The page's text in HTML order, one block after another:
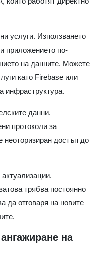
услуги. Използването
приложението по-
на данните. Можете
като Firebase или
инфраструктура.
данни.
протоколи за
неоторизиран достъп до
трябва постоянно
да отговаря на новите
на